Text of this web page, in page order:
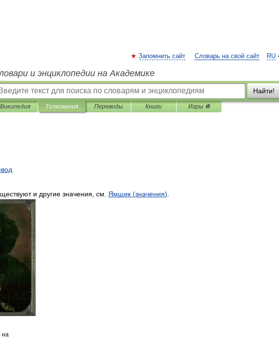
RU
Запомнить сайт Словарь на свой сайт
и энциклопедии на Академике
Найти!
Википедия Толкования Переводы Книги Игры ⚽
и другие значения см Ямщик (значения)
на